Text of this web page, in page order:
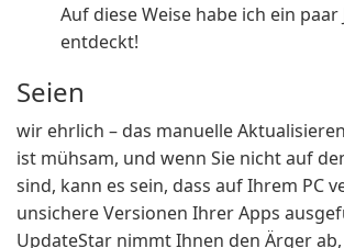
Auf diese Weise habe ich ein paar
entdeckt!
Seien
wir ehrlich – das manuelle
ist mühsam, und wenn Sie nicht auf
sind, kann es sein, dass auf Ihrem PC
unsichere Versionen Ihrer Apps
UpdateStar nimmt Ihnen den Ärger